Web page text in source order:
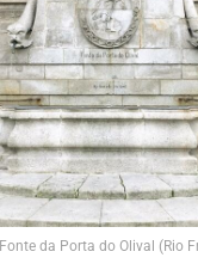
Fonte da Porta do Olival (Rio